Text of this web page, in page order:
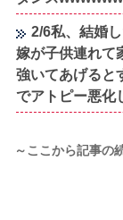
2/6私、結婚
嫁が子供連れて
強いてあげると
でアトピー悪化
～ここから記事の